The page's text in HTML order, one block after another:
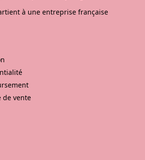
à une entreprise française
de vente